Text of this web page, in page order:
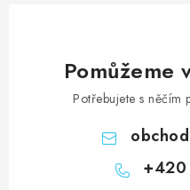
Pomůžeme
Potřebujete s něčím
obchod
+420